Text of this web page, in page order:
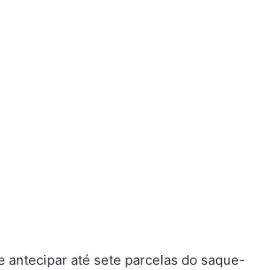
antecipar até sete parcelas do saque-